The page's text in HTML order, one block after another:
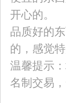
开心的。
品质好的
的，感觉特
温馨提示
名制交易